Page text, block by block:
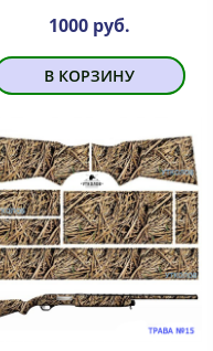
1000 руб.
В КОРЗИНУ